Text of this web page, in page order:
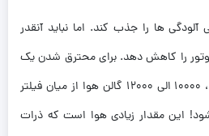
ها را جذب کند. اما نباید آنقدر
را کاهش دهد. برای محترق شدن یک
گالون سوخت در درون موتور ، ۱۰۰۰۰ الی ۱۲۰۰۰ گالن هوا از میان فیلتر
این مقدار زیادی هوا است که ذرات